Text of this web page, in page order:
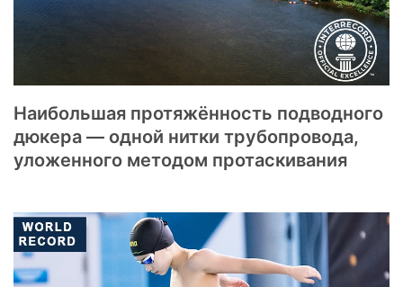
Наибольшая протяжённость подводного
дюкера — одной нитки трубопровода,
уложенного методом протаскивания